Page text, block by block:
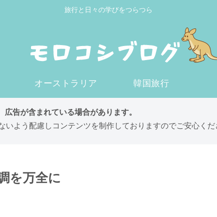
旅行と日々の学びをつらつら
オーストラリア 韓国旅行
告が含まれている場合があります。
よう配慮しコンテンツを制作しておりますのでご安心くだ
を万全に